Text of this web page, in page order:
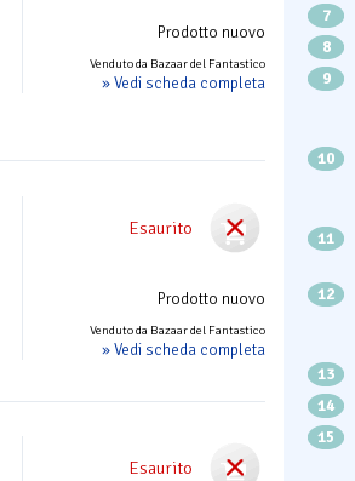
Prodotto nuovo
Venduto da Bazaar del Fantastico
» Vedi scheda completa
Esaurito
Prodotto nuovo
Venduto da Bazaar del Fantastico
» Vedi scheda completa
Esaurito
7
8
9
10
11
12
13
14
15